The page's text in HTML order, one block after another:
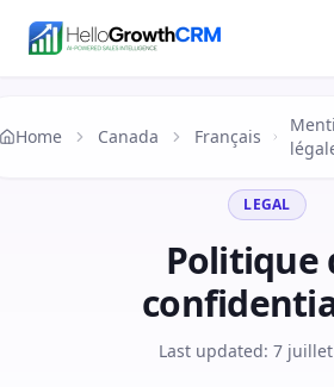
Features Agency CRM CRM
Home Canada Français
LEGAL
Politique
Last updated: 7